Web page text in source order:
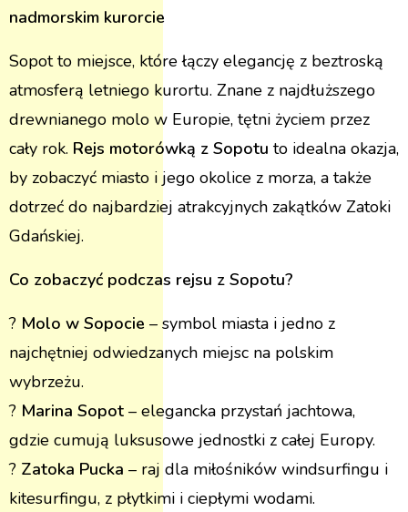
nadmorskim kurorcie
Sopot to miejsce, które łączy elegancję z beztroską
atmosferą letniego kurortu. Znane z najdłuższego
drewnianego molo w Europie, tętni życiem przez
cały rok. Rejs motorówką z Sopotu to idealna okazja,
by zobaczyć miasto i jego okolice z morza, a także
dotrzeć do najbardziej atrakcyjnych zakątków Zatoki
Gdańskiej​.
Co zobaczyć podczas rejsu z Sopotu?
? Molo w Sopocie – symbol miasta i jedno z
najchętniej odwiedzanych miejsc na polskim
wybrzeżu​.
? Marina Sopot – elegancka przystań jachtowa,
gdzie cumują luksusowe jednostki z całej Europy​.
? Zatoka Pucka – raj dla miłośników windsurfingu i
kitesurfingu, z płytkimi i ciepłymi wodami​.